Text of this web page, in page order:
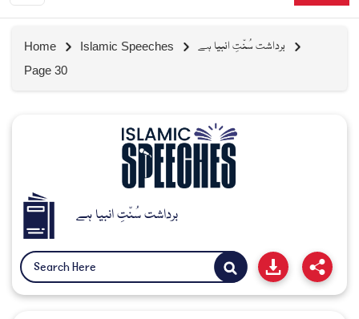
Home Islamic Speeches برداشت سُنّتِ انبیا ہے
Page 30
برداشت سُنّتِ انبیا ہے